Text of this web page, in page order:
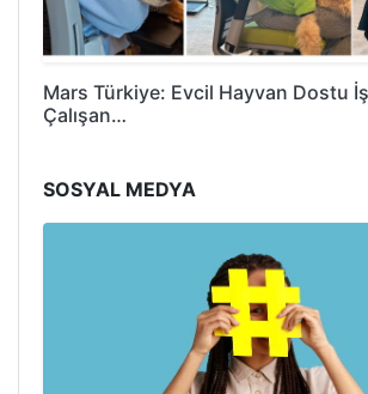
Mars Türkiye: Evcil Hayvan Dostu
Çalışan…
SOSYAL MEDYA